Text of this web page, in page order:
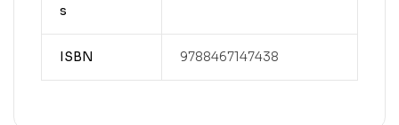
s
ISBN 9788467147438